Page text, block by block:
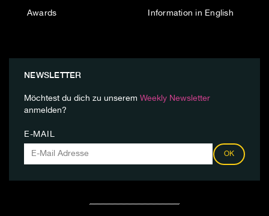
Awards Information in English
NEWSLETTER
Möchtest du dich zu unserem Weekly Newsletter
anmelden?
E-MAIL
OK